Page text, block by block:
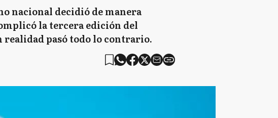
nacional decidió de manera
la tercera edición del
pasó todo lo contrario.